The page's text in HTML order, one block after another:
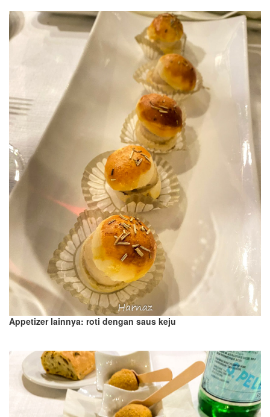
Appetizer lainnya: roti dengan saus keju